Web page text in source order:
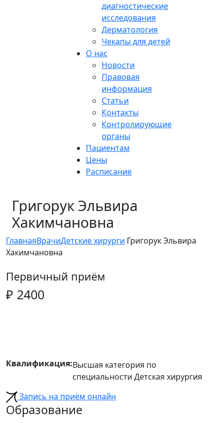
диагностические
исследования
Дерматология
Чекапы для детей
О нас
Новости
Правовая
информация
Статьи
Контакты
Контролирующие
органы
Пациентам
Цены
Расписание
Григорук Эльвира
Хакимчановна
ГлавнаяВрачиДетские хирурги Григорук Эльвира
Хакимчановна
Первичный приём
₽ 2400
Квалификация:Высшая категория по
специальности Детская хирургия
Запись на приём онлайн
Образование